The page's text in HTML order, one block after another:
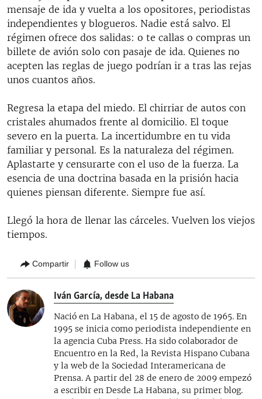
mensaje de ida y vuelta a los opositores, periodistas
independientes y blogueros. Nadie está salvo. El
régimen ofrece dos salidas: o te callas o compras un
billete de avión solo con pasaje de ida. Quienes no
acepten las reglas de juego podrían ir a tras las rejas
unos cuantos años.
Regresa la etapa del miedo. El chirriar de autos con
cristales ahumados frente al domicilio. El toque
severo en la puerta. La incertidumbre en tu vida
familiar y personal. Es la naturaleza del régimen.
Aplastarte y censurarte con el uso de la fuerza. La
esencia de una doctrina basada en la prisión hacia
quienes piensan diferente. Siempre fue así.
Llegó la hora de llenar las cárceles. Vuelven los viejos
tiempos.
Compartir Follow us
Iván García, desde La Habana
Nació en La Habana, el 15 de agosto de 1965. En
1995 se inicia como periodista independiente en
la agencia Cuba Press. Ha sido colaborador de
Encuentro en la Red, la Revista Hispano Cubana
y la web de la Sociedad Interamericana de
Prensa. A partir del 28 de enero de 2009 empezó
a escribir en Desde La Habana, su primer blog.